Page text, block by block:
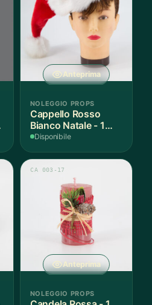
Anteprima
NOLEGGIO PROPS
Cappello Rosso
Bianco Natale - 1
Pezzo
Disponibile
Anteprima
CA 003-17
NOLEGGIO PROPS